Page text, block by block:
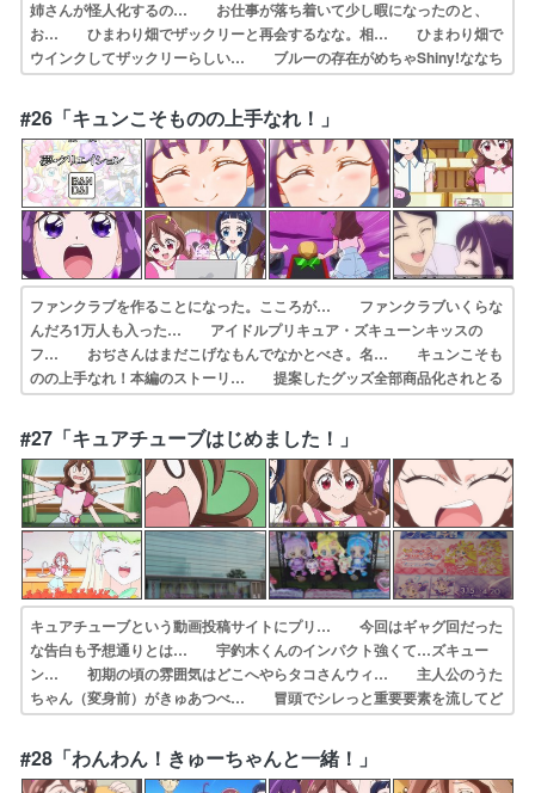
姉さんが怪人化するの… お仕事が落ち着いて少し暇になったのと、
お… ひまわり畑でザックリーと再会するなな。相… ひまわり畑で
ウインクしてザックリーらしい… ブルーの存在がめちゃShiny!ななち
ゃ… アフタヌーンティーで出てくるアレを備えて… ザックリー、
ざっくり退場！カッティー君も… あのザックリーが悲哀に満ちたこん
な味わい… 今回はザックリンダーのデザインを描きまし…
#26「キュンこそものの上手なれ！」
ファンクラブを作ることになった。こころが… ファンクラブいくらな
んだろ1万人も入った… アイドルプリキュア・ズキューンキッスの
フ… おぢさんはまだこげなもんでなかとべさ。名… キュンこそも
のの上手なれ！本編のストーリ… 提案したグッズ全部商品化されとる
で（小声… アイプリ＆ズキュキスのファンクラブを作ろ… 今回は
立て看板型クラヤミンダーの設定を描… ナチュラルにキュンして。そ
ういえばまだな… 驚きだったのはカッティーとザックリーがキ…
#27「キュアチューブはじめました！」
キュアチューブという動画投稿サイトにプリ… 今回はギャグ回だった
な告白も予想通りとは… 宇釣木くんのインパクト強くて…ズキュー
ン… 初期の頃の雰囲気はどこへやらタコさんウィ… 主人公のうた
ちゃん（変身前）がきゅあつべ… 冒頭でシレっと重要要素を流してど
うするｗ… ・ザックリンとカッティンがチョッキリ団に… お、プ
リチャン展開か？タナカーンの編集が… 今回はラブレター型クラヤミ
ンダーのデザイ… キュアチューブはじめました!(制作:東映…
#28「わんわん！きゅーちゃんと一緒！」